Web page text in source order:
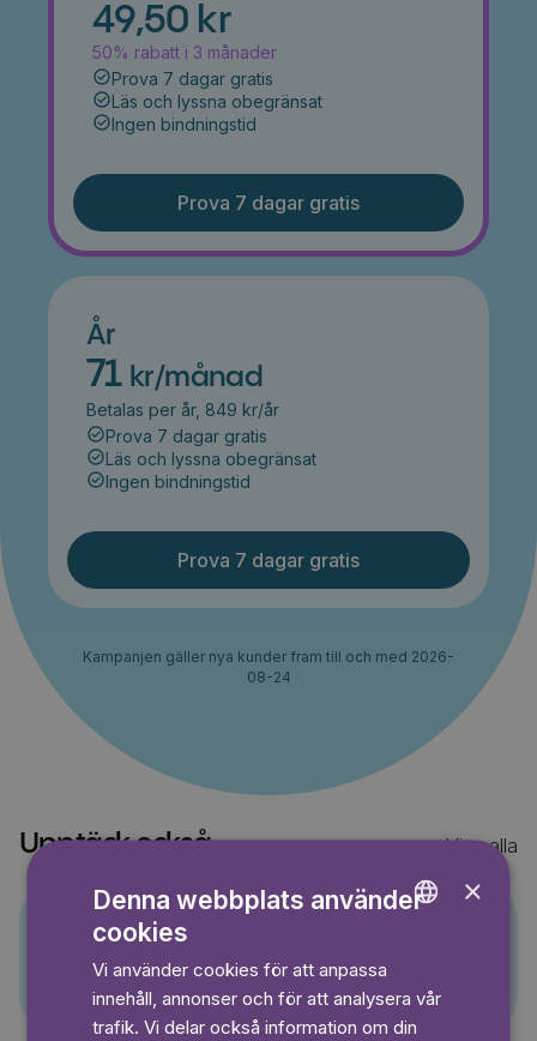
49,50 kr
50% rabatt i 3 månader
Prova 7 dagar gratis
Läs och lyssna obegränsat
Ingen bindningstid
Prova 7 dagar gratis
År
71 kr/månad
Betalas per år, 849 kr/år
Prova 7 dagar gratis
Läs och lyssna obegränsat
Ingen bindningstid
Prova 7 dagar gratis
Kampanjen gäller nya kunder fram till och med 2026-
08-24
Upptäck också Visa alla
×
Denna webbplats använder
cookies
Vi använder cookies för att anpassa
innehåll, annonser och för att analysera vår
trafik. Vi delar också information om din